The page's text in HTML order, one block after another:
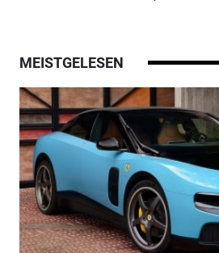
MEISTGELESEN